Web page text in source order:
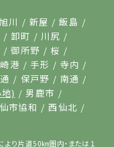
川 新屋
飯島
卸町
川尻
御所野
桜
港 手形
寺内
保戸野
南通
)
男鹿市
市協和
西仙北
り片道50㎞圏内・または１